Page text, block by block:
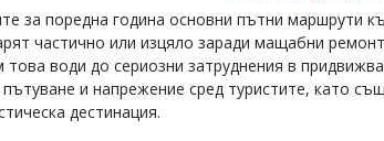
за поредна година основни пътни маршрути
частично или изцяло заради мащабни
води до сериозни затруднения в
и напрежение сред туристите, като
дестинация.